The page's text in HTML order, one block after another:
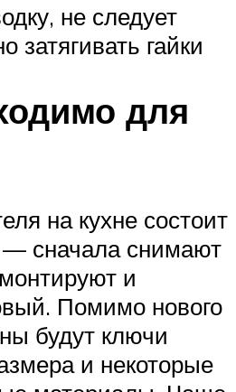
не следует
затягивать гайки
для
на кухне состоит
— сначала снимают
и
Помимо нового
будут ключи
и некоторые